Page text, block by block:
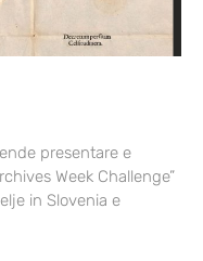
presentare e
Week Challenge”
in Slovenia e